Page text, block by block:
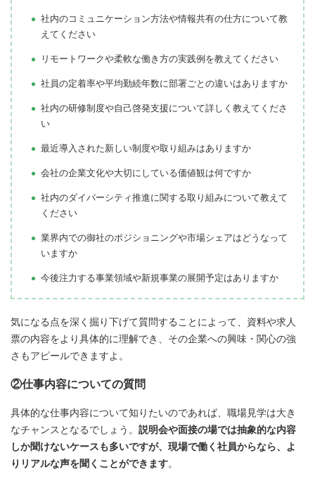
社内のコミュニケーション方法や情報共有の仕方について教
えてください
リモートワークや柔軟な働き方の実践例を教えてください
社員の定着率や平均勤続年数に部署ごとの違いはありますか
社内の研修制度や自己啓発支援について詳しく教えてくださ
い
最近導入された新しい制度や取り組みはありますか
会社の企業文化や大切にしている価値観は何ですか
社内のダイバーシティ推進に関する取り組みについて教えて
ください
業界内での御社のポジショニングや市場シェアはどうなって
いますか
今後注力する事業領域や新規事業の展開予定はありますか
気になる点を深く掘り下げて質問することによって、資料や求人
票の内容をより具体的に理解でき、その企業への興味・関心の強
さもアピールできますよ。
②仕事内容についての質問
具体的な仕事内容について知りたいのであれば、職場見学は大き
なチャンスとなるでしょう。 説明会や面接の場では抽象的な内容
しか聞けないケースも多いですが、現場で働く社員からなら、よ
りリアルな声を聞くことができます。